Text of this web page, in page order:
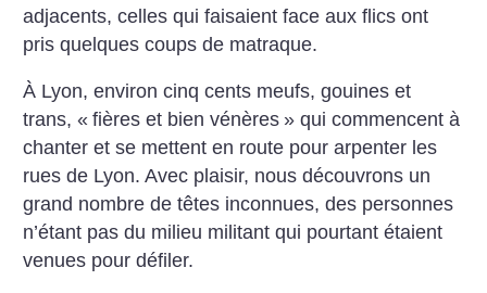
adjacents, celles qui faisaient face aux flics ont
pris quelques coups de matraque.
À Lyon, environ cinq cents meufs, gouines et
trans, « fières et bien vénères » qui commencent à
chanter et se mettent en route pour arpenter les
rues de Lyon. Avec plaisir, nous découvrons un
grand nombre de têtes inconnues, des personnes
n’étant pas du milieu militant qui pourtant étaient
venues pour défiler.